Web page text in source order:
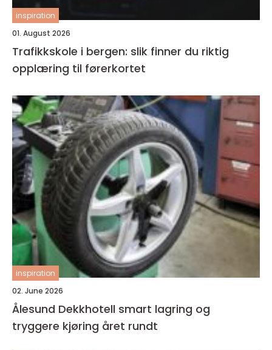
inspiration
01. August 2026
Trafikkskole i bergen: slik finner du riktig
opplæring til førerkortet
inspiration
02. June 2026
Ålesund Dekkhotell smart lagring og
tryggere kjøring året rundt